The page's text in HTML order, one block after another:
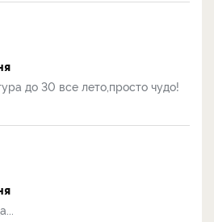
до 30 все лето,просто чудо!